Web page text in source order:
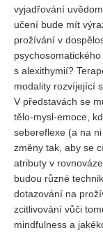
vyjadřování
učení bude mít
prožívání v
s alexithymií?
modality rozvíjející
V představách se
tělo-mysl-emoce,
sebereflexe (a na
změny tak, aby se
atributy v
budou různé
dotazování na
zcitlivování vůči
mindfulness a